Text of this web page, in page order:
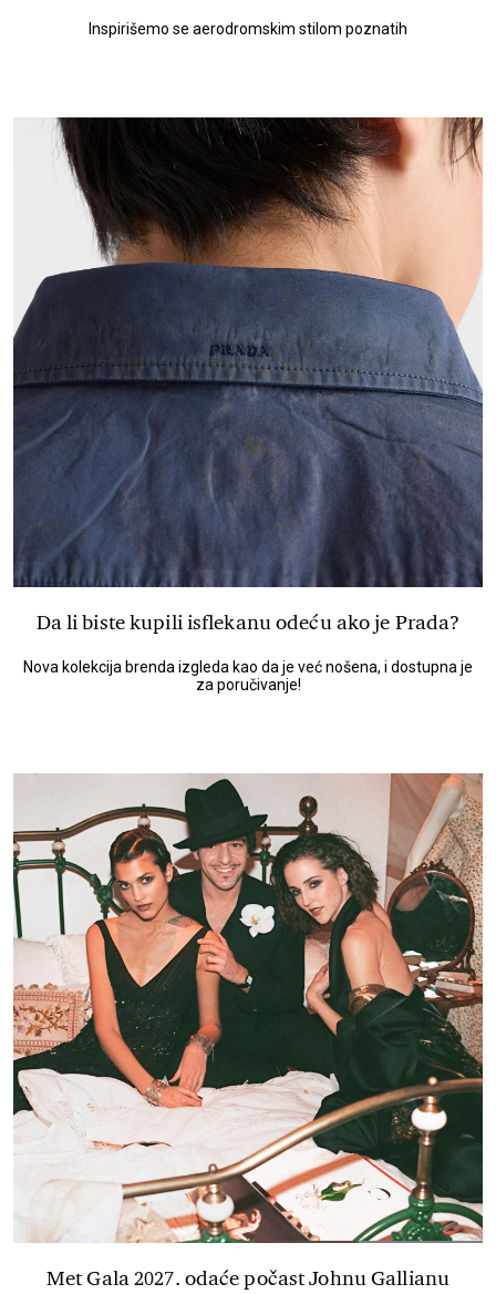
Inspirišemo se aerodromskim stilom poznatih
Da li biste kupili isflekanu odeću ako je Prada?
Nova kolekcija brenda izgleda kao da je već nošena, i dostupna je
za poručivanje!
Met Gala 2027. odaće počast Johnu Gallianu